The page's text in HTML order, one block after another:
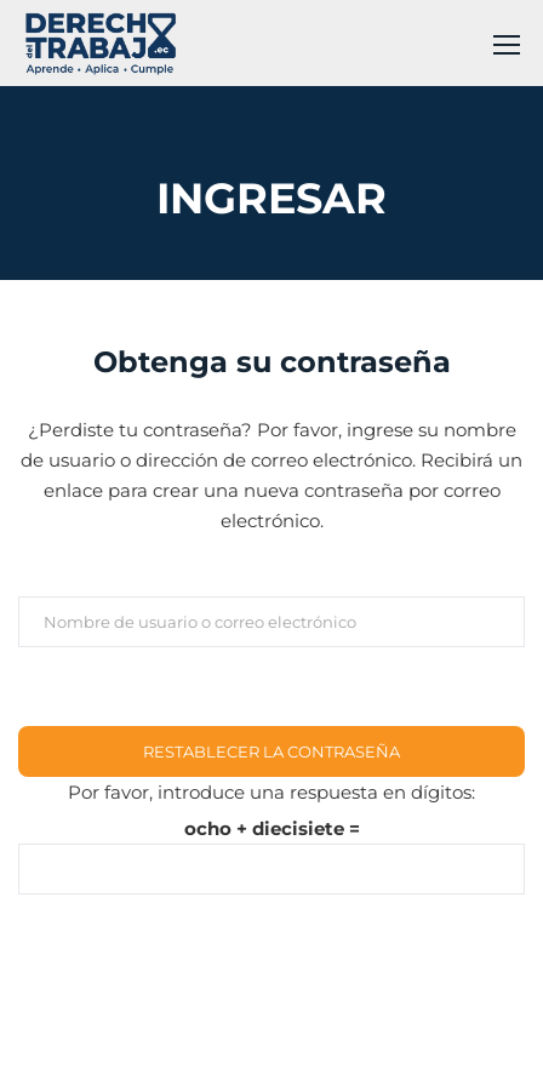
INGRESAR
Obtenga su contraseña
¿Perdiste tu contraseña? Por favor, ingrese su nombre
de usuario o dirección de correo electrónico. Recibirá un
enlace para crear una nueva contraseña por correo
electrónico.
Por favor, introduce una respuesta en dígitos:
ocho + diecisiete =